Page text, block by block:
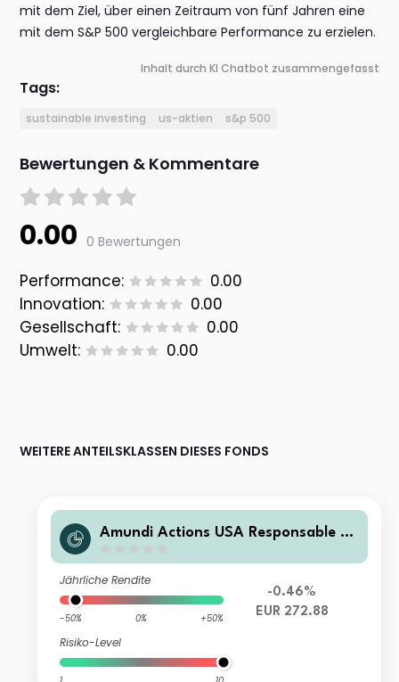
mit dem Ziel, über einen Zeitraum von fünf Jahren eine
mit dem S&P 500 vergleichbare Performance zu erzielen.
Inhalt durch KI Chatbot zusammengefasst
Tags:
sustainable investing us-aktien s&p 500
Bewertungen & Kommentare
0.00 0 Bewertungen
Performance:
0.00
Innovation:
0.00
Gesellschaft:
0.00
Umwelt:
0.00
WEITERE ANTEILSKLASSEN DIESES FONDS
Amundi Actions USA Responsable R
Jährliche Rendite
-50% 0% +50%
Risiko-Level
-0.46%
EUR 272.88